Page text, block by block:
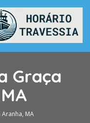
Graça
MA